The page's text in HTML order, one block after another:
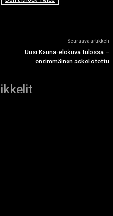
Seuraava artikkeli
Uusi Kauna-elokuva tulossa –
ensimmäinen askel otettu